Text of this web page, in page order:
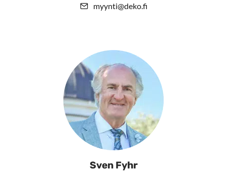
myynti@deko.fi
Sven Fyhr